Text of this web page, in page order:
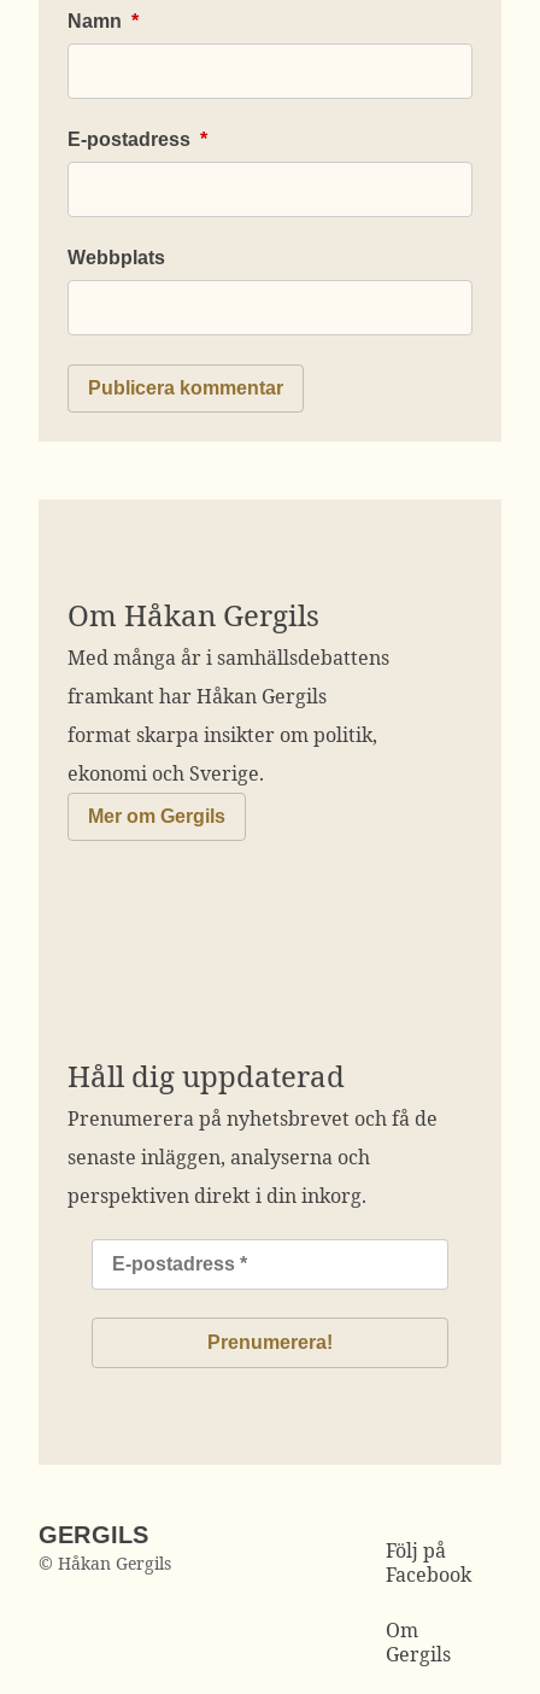
Namn *
E-postadress *
Webbplats
Om Håkan Gergils
Med många år i samhällsdebattens
framkant har Håkan Gergils
format skarpa insikter om politik,
ekonomi och Sverige.
Mer om Gergils
Håll dig uppdaterad
Prenumerera på nyhetsbrevet och få de
senaste inläggen, analyserna och
perspektiven direkt i din inkorg.
GERGILS
© Håkan Gergils
Följ på
Facebook
Om
Gergils